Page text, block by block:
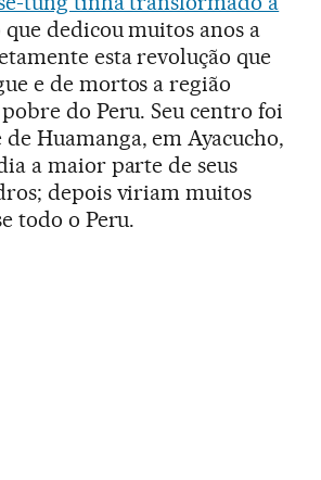
que dedicou muitos anos a
esta revolução que
e de mortos a região
do Peru. Seu centro foi
Huamanga, em Ayacucho,
a maior parte de seus
depois viriam muitos
todo o Peru.